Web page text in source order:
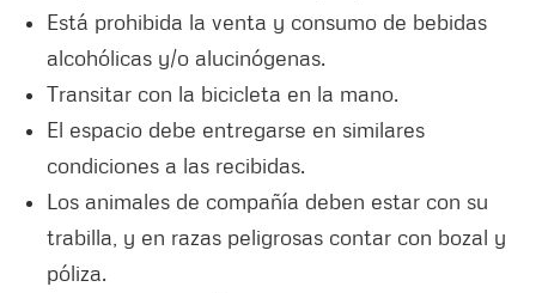
Está prohibida la venta y consumo de bebidas
alcohólicas y/o alucinógenas.
Transitar con la bicicleta en la mano.
El espacio debe entregarse en similares
condiciones a las recibidas.
Los animales de compañía deben estar con su
trabilla, y en razas peligrosas contar con bozal y
póliza.